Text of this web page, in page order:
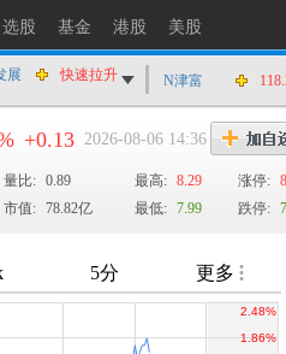
选股 基金 港股 美股
-U
快速拉升
展
快速拉升
涨停
N津富
+0.13 2026-08-06 14:36
量比: 0.89 最高: 8.29 涨停:
市值: 78.82亿 最低: 7.99 跌停: